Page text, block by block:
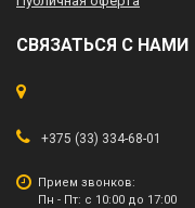
СВЯЗАТЬСЯ С НАМИ
+375 (33) 334-68-01
Прием звонков:
Пн - Пт: с 10:00 до 17:00